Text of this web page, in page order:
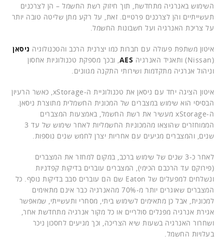
השימוש באנרגיה מתחדשת, תוך חיזוק רשת החשמל – הן לצרכנים
תעשייתיים והן לצרכנים פרטיים. זאת, על רקע מתן שליטה טובה יותר
על צריכת האנרגיה ועל חשבונות החשמל.
איטון משתפת פעולה עם חברות כמו יצרנית הרכב והטכנולוגיה ניסאן
(Nissan) ותאגיד האנרגיה
AES, ובכך מספקת טכנולוגיות אחסון
וניהול אנרגיה מתקדמות ושירותי התקנה מגוונים.
איטון הציגה יחד עם ניסאן את טכנולוגיית ה-xStorage, כאשר הרעיון
הבסיסי הוא שימוש במצברים של המכונית החשמלית מתוצרת ניסאן.
ה-xStorage מעשיר את רשת החשמל, באמצעות המצברים
הממוחזרים שהוצאו מהמכוניות החשמליות לאחר שימוש של עד 3
שנים, והמצברים מגיעים עם אחריות יצרן לחמש שנים נוספות.
לאחר כ-3 שנים של שימוש ברכב, במקום למחזר את המצברים
(פירוקם עד הרכבם הכימי), המצברים עוברים בדיקות קפדניות
ונשלחים למפעלים של Eaton שם הם עוברים סבב בדיקות נוסף. כל
המצברים שאוגרים יותר מ-70% מהאנרגיה כבר אינם מתאימים
למכונית, אבל כן מתאימים לשימוש ביתי, מסחרי ותעשייתי, שמאפשר
אגירת אנרגיה מפנלים סולריים או כל מקור אנרגיה מתחדשת אחר,
ושחרור האנרגיה בשעות שיא הצריכה, וכך מגיעים לחסכון ניכר
בעלויות החשמל.